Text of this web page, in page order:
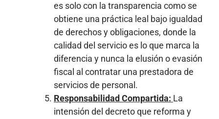
es solo con la transparencia como se
obtiene una práctica leal bajo igualdad
de derechos y obligaciones, donde la
calidad del servicio es lo que marca la
diferencia y nunca la elusión o evasión
fiscal al contratar una prestadora de
servicios de personal.
Responsabilidad Compartida: La
intensión del decreto que reforma y